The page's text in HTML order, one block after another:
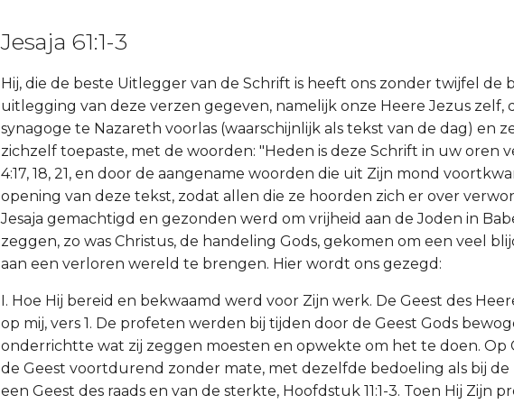
Jesaja 61:1-3
Hij, die de beste Uitlegger van de Schrift is heeft ons zonder twijfel de
uitlegging van deze verzen gegeven, namelijk onze Heere Jezus zelf,
synagoge te Nazareth voorlas (waarschijnlijk als tekst van de dag) en
zichzelf toepaste, met de woorden: "Heden is deze Schrift in uw oren
4:17, 18, 21, en door de aangename woorden die uit Zijn mond
opening van deze tekst, zodat allen die ze hoorden zich er over
Jesaja gemachtigd en gezonden werd om vrijheid aan de Joden in
zeggen, zo was Christus, de handeling Gods, gekomen om een veel
aan een verloren wereld te brengen. Hier wordt ons gezegd:
I. Hoe Hij bereid en bekwaamd werd voor Zijn werk. De Geest des
op mij, vers 1. De profeten werden bij tijden door de Geest Gods
onderrichtte wat zij zeggen moesten en opwekte om het te doen. Op
de Geest voortdurend zonder mate, met dezelfde bedoeling als bij
een Geest des raads en van de sterkte, Hoofdstuk 11:1-3. Toen Hij Zijn